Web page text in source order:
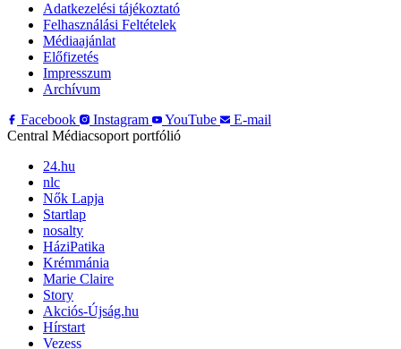
Adatkezelési tájékoztató
Felhasználási Feltételek
Médiaajánlat
Előfizetés
Impresszum
Archívum
Facebook
Instagram YouTube
E-mail
Central Médiacsoport portfólió
24.hu
nlc
Nők Lapja
Startlap
nosalty
HáziPatika
Krémmánia
Marie Claire
Story
Akciós-Újság.hu
Hírstart
Vezess